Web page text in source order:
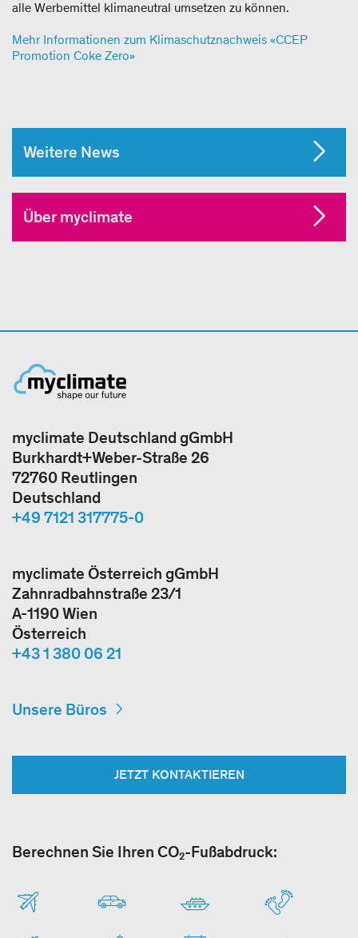
alle Werbemittel klimaneutral umsetzen zu können.
Mehr Informationen zum Klimaschutznachweis «CCEP
Promotion Coke Zero»
Weitere News
Über myclimate
myclimate Deutschland gGmbH
Burkhardt+Weber-Straße 26
72760 Reutlingen
Deutschland
+49 7121 317775-0
myclimate Österreich gGmbH
Zahnradbahnstraße 23/1
A-1190 Wien
Österreich
+43 1 380 06 21
Unsere Büros
JETZT KONTAKTIEREN
Berechnen Sie Ihren CO₂-Fußabdruck: